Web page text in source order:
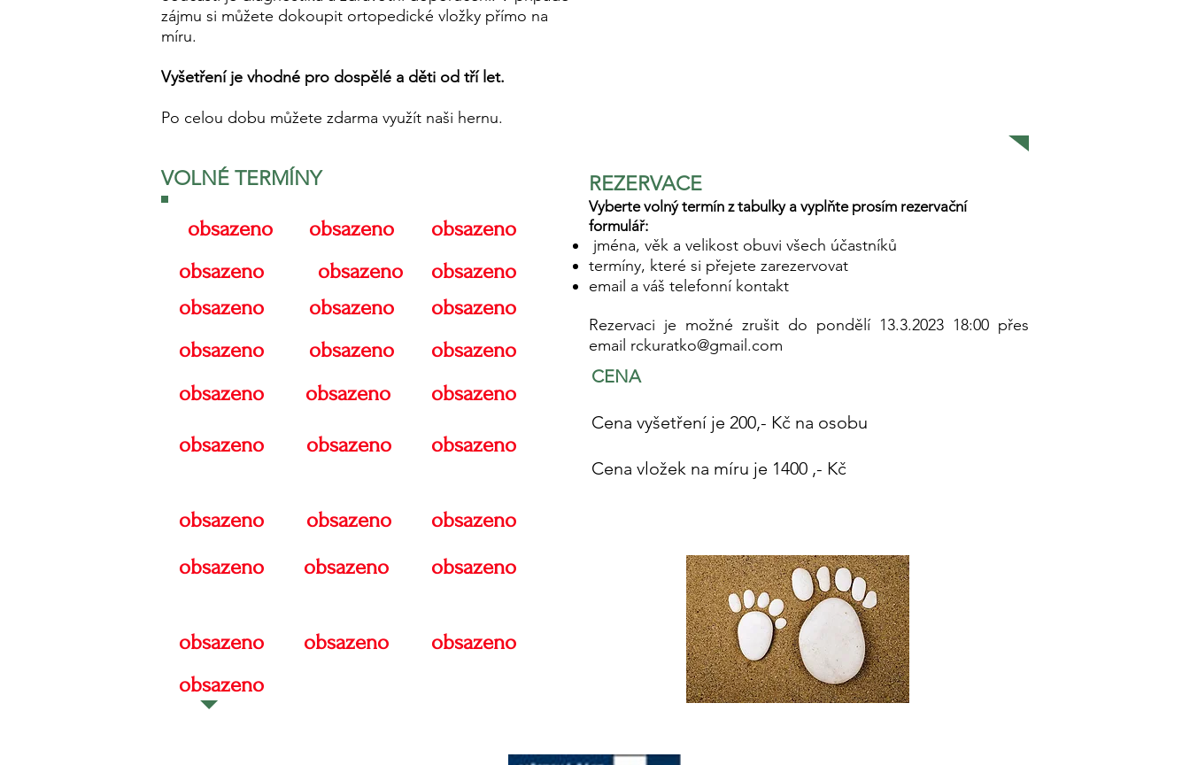
zájmu si můžete dokoupit ortopedické vložky přímo na
míru.
Vyšetření je vhodné pro dospělé a děti od tří let.
Po celou dobu můžete zdarma využít naši hernu.
obsazeno
obsazeno
obsazeno
obsazeno
obsazeno
obsazeno
obsazeno
obsazeno
obsazeno
obsazeno
obsazeno
obsazeno
obsazeno
obsazeno
obsazeno
obsazeno obsazeno obsazeno
obsazeno obsazeno
obsazeno
obsazeno
obsazeno obsazeno
obsazeno obsazeno
obsazeno
obsazeno
VOLNÉ TERMÍNY REZERVACE
Vyberte volný termín z tabulky a vyplňte prosím rezervační
formulář:
jména, věk a velikost obuvi všech účastníků
termíny, které si přejete zarezervovat
email a váš telefonní kontakt
Rezervaci je možné zrušit do pondělí 13.3.2023 18:00 přes
email rckuratko@gmail.com
CENA
Cena vyšetření je 200,- Kč na osobu
Cena vložek na míru je 1400 ,- Kč